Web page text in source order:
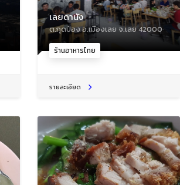
ร้านอาหารไทย
เลยดานัง
ต.กุดป่อง อ.เมืองเลย จ.เลย 42000
รายละเอียด